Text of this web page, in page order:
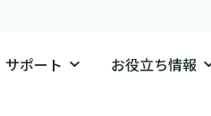
サポート お役立ち情報